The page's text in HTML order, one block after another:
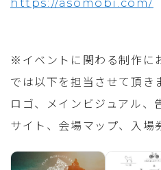
https://asomobi.com/
※イベントに関わる制作に
では以下を担当させて頂き
ロゴ、メインビジュアル
サイト、会場マップ、入場